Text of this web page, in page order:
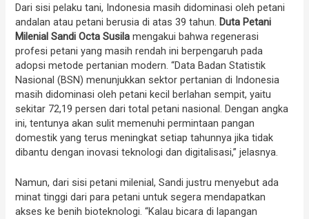
Dari sisi pelaku tani, Indonesia masih didominasi oleh petani
andalan atau petani berusia di atas 39 tahun. Duta Petani
Milenial Sandi Octa Susila mengakui bahwa regenerasi
profesi petani yang masih rendah ini berpengaruh pada
adopsi metode pertanian modern. “Data Badan Statistik
Nasional (BSN) menunjukkan sektor pertanian di Indonesia
masih didominasi oleh petani kecil berlahan sempit, yaitu
sekitar 72,19 persen dari total petani nasional. Dengan angka
ini, tentunya akan sulit memenuhi permintaan pangan
domestik yang terus meningkat setiap tahunnya jika tidak
dibantu dengan inovasi teknologi dan digitalisasi,” jelasnya.
Namun, dari sisi petani milenial, Sandi justru menyebut ada
minat tinggi dari para petani untuk segera mendapatkan
akses ke benih bioteknologi. “Kalau bicara di lapangan